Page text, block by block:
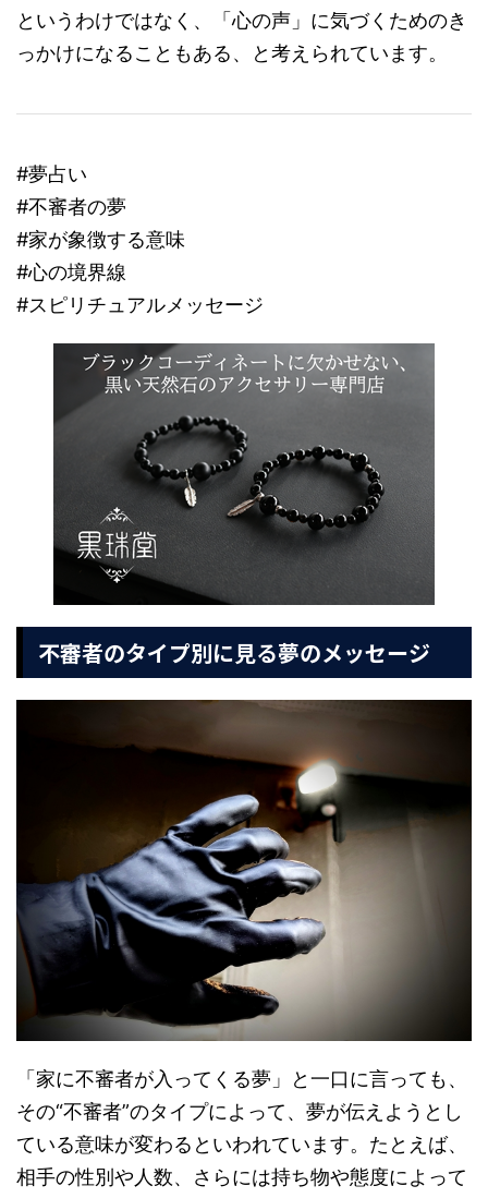
というわけではなく、「心の声」に気づくためのき
っかけになることもある、と考えられています。
#夢占い
#不審者の夢
#家が象徴する意味
#心の境界線
#スピリチュアルメッセージ
不審者のタイプ別に見る夢のメッセージ
「家に不審者が入ってくる夢」と一口に言っても、
その“不審者”のタイプによって、夢が伝えようとし
ている意味が変わるといわれています。たとえば、
相手の性別や人数、さらには持ち物や態度によって